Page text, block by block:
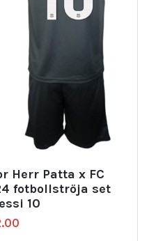
Herr Patta x FC
fotbollströja set
10